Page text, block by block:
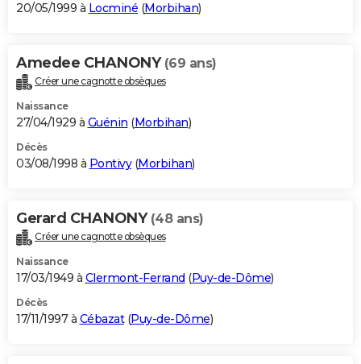
20/05/1999 à Locminé (Morbihan)
Amedee CHANONY (69 ans)
Créer une cagnotte obsèques
Naissance
27/04/1929 à Guénin (Morbihan)
Décès
03/08/1998 à Pontivy(Morbihan)
Gerard CHANONY (48 ans)
Créer une cagnotte obsèques
Naissance
17/03/1949 à Clermont-Ferrand (Puy-de-Dôme)
Décès
17/11/1997 à Cébazat(Puy-de-Dôme)